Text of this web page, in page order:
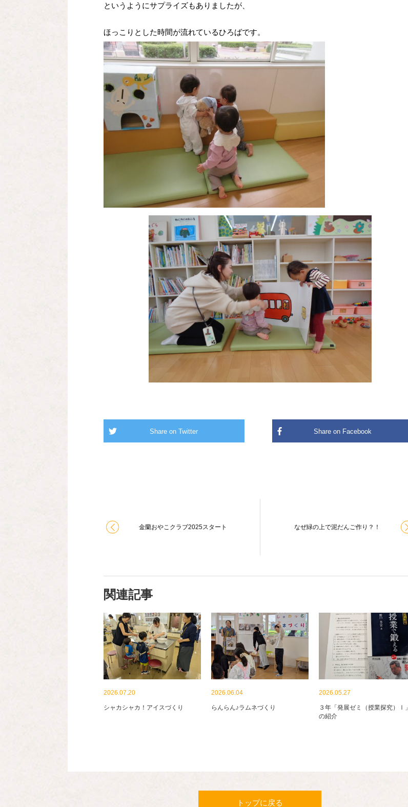
というようにサプライズもありましたが、
ほっこりとした時間が流れているひろばです。
関連記事
2026.07.20
シャカシャカ！アイスづくり
2026.06.04
らんらん♪ラムネづくり
2026.05.27
３年「発展ゼミ（授業探究）Ⅰ」
の紹介
金蘭おやこクラブ2025スタート なぜ緑の上で泥だんご作り？！
トップに戻る